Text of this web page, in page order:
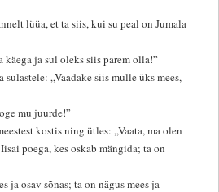
lüüa, et ta siis, kui su peal on Jumala
käega ja sul oleks siis parem olla!”
sulastele: „Vaadake siis mulle üks mees,
mu juurde!”
kostis ning ütles: „Vaata, ma olen
poega, kes oskab mängida; ta on
ja osav sõnas; ta on nägus mees ja